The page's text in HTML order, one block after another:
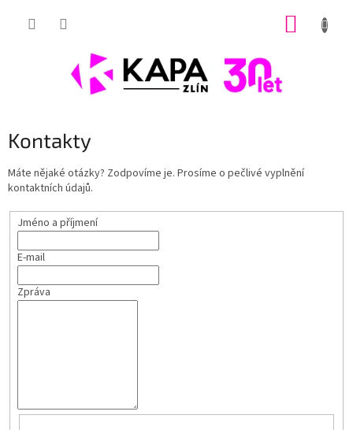
Kontakty
Máte nějaké otázky? Zodpovíme je. Prosíme o pečlivé vyplnění
kontaktních údajů.
Jméno a příjmení
E-mail
Zpráva